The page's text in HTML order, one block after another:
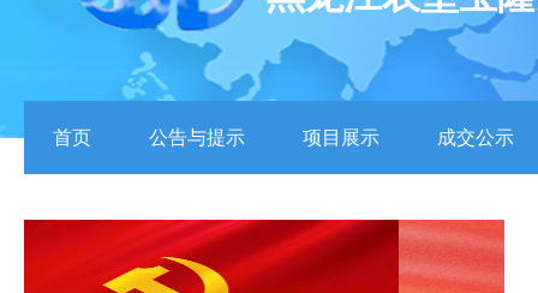
首页 公告与提示 项目展示 成交公示